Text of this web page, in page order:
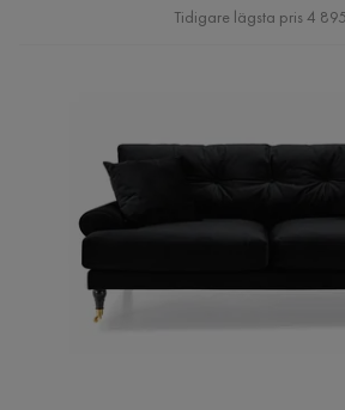
Pris
Tidigare lägsta pris 4